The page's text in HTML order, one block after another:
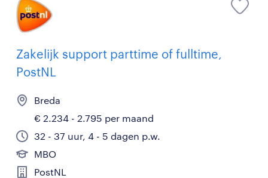
Zakelijk support parttime of fulltime,
PostNL
Breda
€ 2.234 - 2.795 per maand
32 - 37 uur, 4 - 5 dagen p.w.
MBO
PostNL